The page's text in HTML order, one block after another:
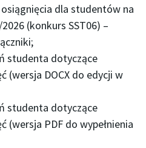
dla studentów na
(konkurs SST06)​ –
studenta dotyczące
(wersja DOCX do edycji w
studenta dotyczące
(wersja PDF do wypełnienia